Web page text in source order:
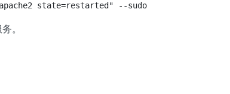
state=restarted" --sudo
。